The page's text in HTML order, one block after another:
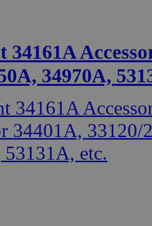
34161A
34970A,